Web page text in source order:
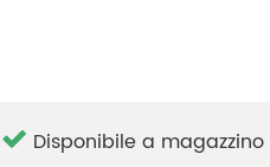
Disponibile a magazzino